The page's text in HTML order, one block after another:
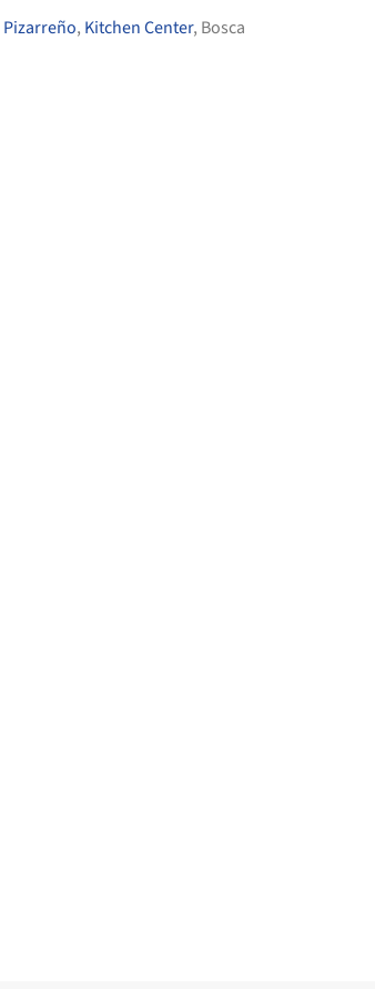
Pizarreño, Kitchen Center, Bosca